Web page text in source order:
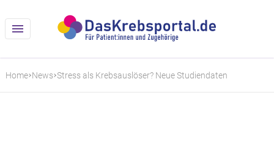
Home News Stress als Krebsauslöser? Neue Studiendaten